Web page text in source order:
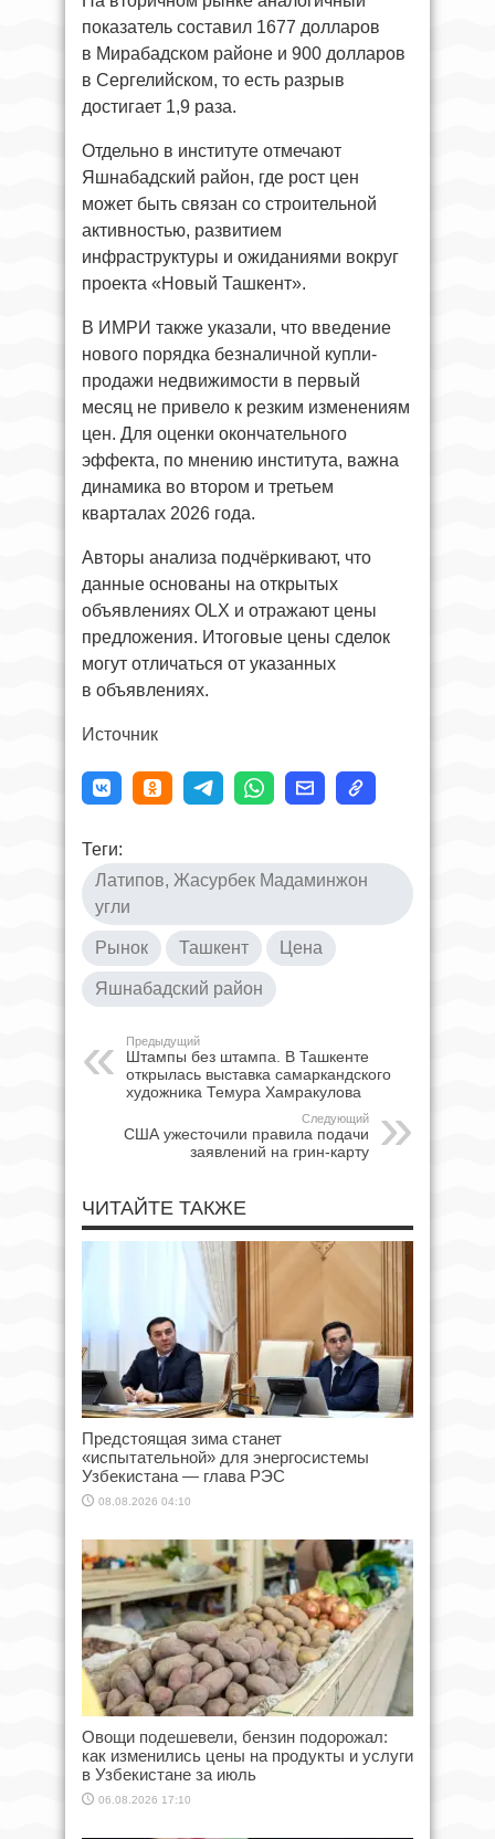
показатель составил 1677 долларов
в Мирабадском районе и 900 долларов
в Сергелийском, то есть разрыв
достигает 1,9 раза.
Отдельно в институте отмечают
Яшнабадский район, где рост цен
может быть связан со строительной
активностью, развитием
инфраструктуры и ожиданиями вокруг
проекта «Новый Ташкент».
В ИМРИ также указали, что введение
нового порядка безналичной купли-
продажи недвижимости в первый
месяц не привело к резким изменениям
цен. Для оценки окончательного
эффекта, по мнению института, важна
динамика во втором и третьем
кварталах 2026 года.
Авторы анализа подчёркивают, что
данные основаны на открытых
объявлениях OLX и отражают цены
предложения. Итоговые цены сделок
могут отличаться от указанных
в объявлениях.
Источник
Теги:
Латипов, Жасурбек Мадаминжон
угли
Рынок Ташкент Цена
Яшнабадский район
Предыдущий
Штампы без штампа. В Ташкенте
открылась выставка самаркандского
художника Темура Хамракулова
Следующий
США ужесточили правила подачи
заявлений на грин-карту
ЧИТАЙТЕ ТАКЖЕ
Предстоящая зима станет
«испытательной» для энергосистемы
Узбекистана — глава РЭС
08.08.2026 04:10
Овощи подешевели, бензин подорожал:
как изменились цены на продукты и услуги
в Узбекистане за июль
06.08.2026 17:10